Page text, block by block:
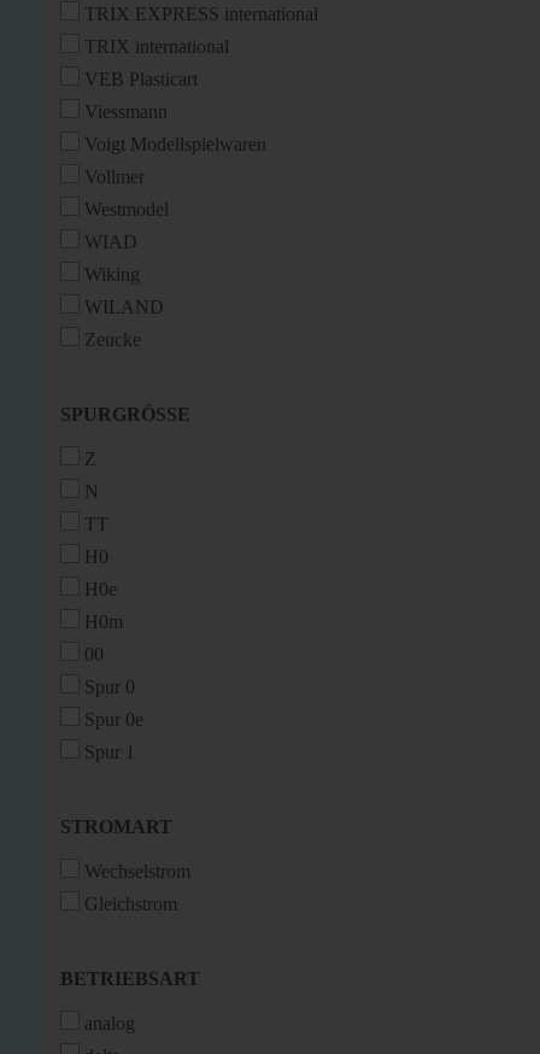
TRIX EXPRESS international
TRIX international
VEB Plasticart
Viessmann
Voigt Modellspielwaren
Vollmer
Westmodel
WIAD
Wiking
WILAND
Zeucke
SPURGRÖSSE
SPURGRÖSSE
Z
N
TT
H0
H0e
H0m
00
Spur 0
Spur 0e
Spur 1
STROMART
STROMART
Wechselstrom
Gleichstrom
BETRIEBSART
BETRIEBSART
analog